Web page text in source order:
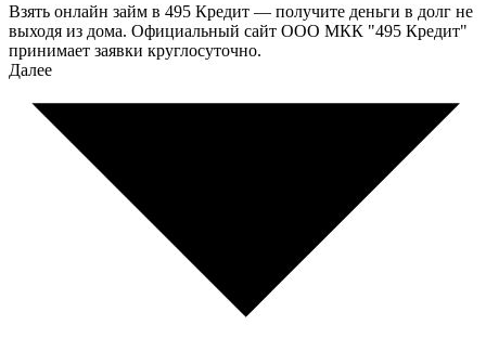
Взять онлайн займ в 495 Кредит — получите деньги в долг не
выходя из дома. Официальный сайт ООО МКК "495 Кредит"
принимает заявки круглосуточно.
Далее